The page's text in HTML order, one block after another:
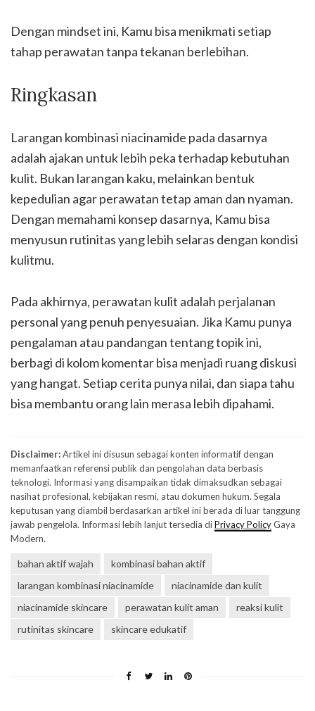
Dengan mindset ini, Kamu bisa menikmati setiap
tahap perawatan tanpa tekanan berlebihan.
Ringkasan
Larangan kombinasi niacinamide pada dasarnya
adalah ajakan untuk lebih peka terhadap kebutuhan
kulit. Bukan larangan kaku, melainkan bentuk
kepedulian agar perawatan tetap aman dan nyaman.
Dengan memahami konsep dasarnya, Kamu bisa
menyusun rutinitas yang lebih selaras dengan kondisi
kulitmu.
Pada akhirnya, perawatan kulit adalah perjalanan
personal yang penuh penyesuaian. Jika Kamu punya
pengalaman atau pandangan tentang topik ini,
berbagi di kolom komentar bisa menjadi ruang diskusi
yang hangat. Setiap cerita punya nilai, dan siapa tahu
bisa membantu orang lain merasa lebih dipahami.
Disclaimer:Artikel ini disusun sebagai konten informatif dengan
memanfaatkan referensi publik dan pengolahan data berbasis
teknologi. Informasi yang disampaikan tidak dimaksudkan sebagai
nasihat profesional, kebijakan resmi, atau dokumen hukum. Segala
keputusan yang diambil berdasarkan artikel ini berada di luar tanggung
jawab pengelola. Informasi lebih lanjut tersedia diPrivacy PolicyGaya
Modern.
bahan aktif wajah
kombinasi bahan aktif
larangan kombinasi niacinamide
niacinamide dan kulit
niacinamide skincare
perawatan kulit aman
reaksi kulit
rutinitas skincare
skincare edukatif